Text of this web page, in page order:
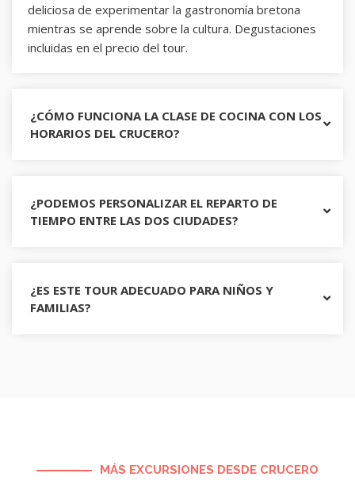
deliciosa de experimentar la gastronomía bretona
mientras se aprende sobre la cultura. Degustaciones
incluidas en el precio del tour.
¿CÓMO FUNCIONA LA CLASE DE COCINA CON LOS
HORARIOS DEL CRUCERO?
¿PODEMOS PERSONALIZAR EL REPARTO DE
TIEMPO ENTRE LAS DOS CIUDADES?
¿ES ESTE TOUR ADECUADO PARA NIÑOS Y
FAMILIAS?
MÁS EXCURSIONES DESDE CRUCERO